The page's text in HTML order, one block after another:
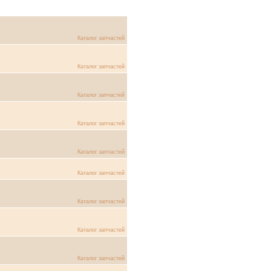
Каталог запчастей
Каталог запчастей
Каталог запчастей
Каталог запчастей
Каталог запчастей
Каталог запчастей
Каталог запчастей
Каталог запчастей
Каталог запчастей